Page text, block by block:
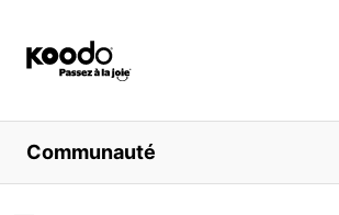
Magasiner
Libre service
Communauté